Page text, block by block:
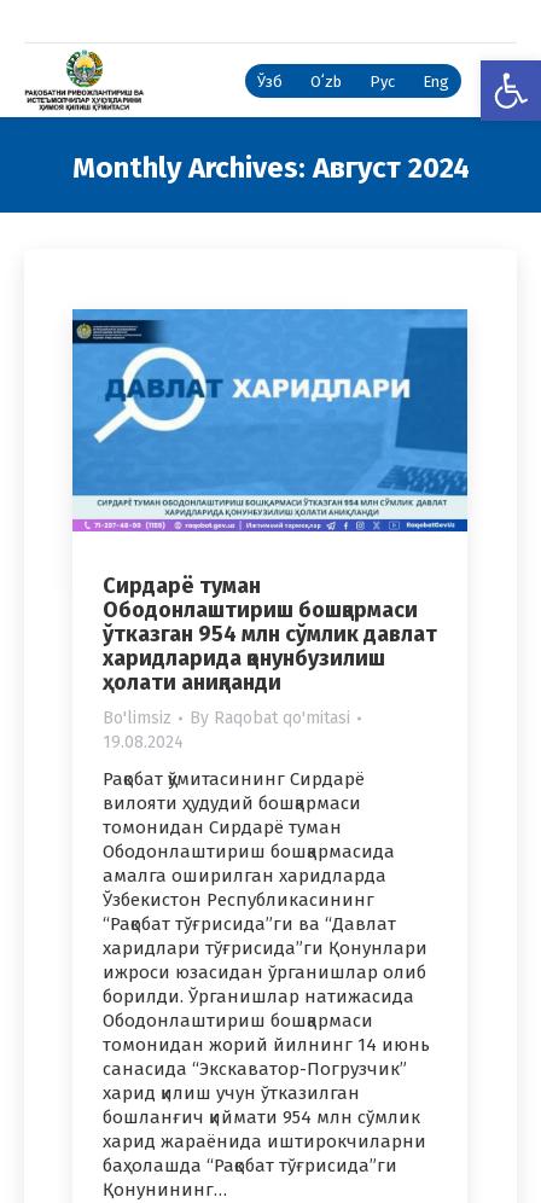
Ўзб Oʻzb Рус Eng
Monthly Archives:Август 2024
Сирдарё туман
Ободонлаштириш бошқармаси
ўтказган 954 млн сўмлик давлат
харидларида қонунбузилиш
ҳолати аниқланди
Bo'limsiz By Raqobat qo'mitasi
19.08.2024
Рақобат қўмитасининг Сирдарё
вилояти ҳудудий бошқармаси
томонидан Сирдарё туман
Ободонлаштириш бошқармасида
амалга оширилган харидларда
Ўзбекистон Республикасининг
“Рақобат тўғрисида”ги ва “Давлат
харидлари тўғрисида”ги Қонунлари
ижроси юзасидан ўрганишлар олиб
борилди. Ўрганишлар натижасида
Ободонлаштириш бошқармаси
томонидан жорий йилнинг 14 июнь
санасида “Экскаватор-Погрузчик”
харид қилиш учун ўтказилган
бошланғич қиймати 954 млн сўмлик
харид жараёнида иштирокчиларни
баҳолашда “Рақобат тўғрисида”ги
Қонунининг…